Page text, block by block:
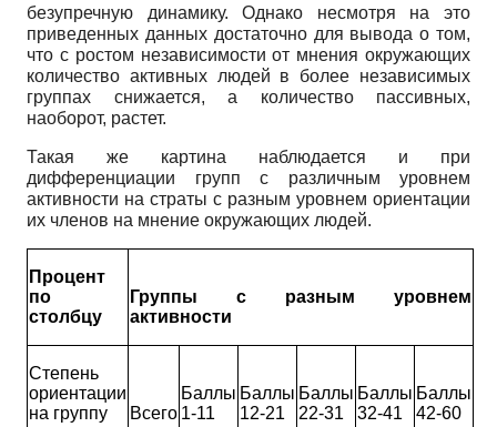
безупречную динамику. Однако несмотря на это
приведенных данных достаточно для вывода о том,
что с ростом независимости от мнения окружающих
количество активных людей в более независимых
группах снижается, а количество пассивных,
наоборот, растет.
Такая же картина наблюдается и при
дифференциации групп с различным уровнем
активности на страты с разным уровнем ориентации
их членов на мнение окружающих людей.
Процент
по
столбцу
Группы с разным уровнем
активности
Степень
ориентации
на группу
Всего
Баллы
1-11
Баллы
12-21
Баллы
22-31
Баллы
32-41
Баллы
42-60